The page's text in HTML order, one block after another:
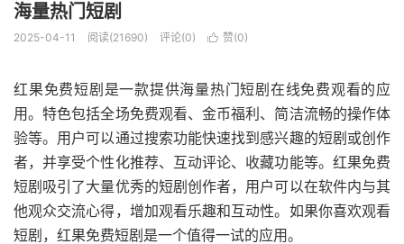
海量热门短剧
2025-04-11 阅读(21690) 评论(0)  赞(0)
红果免费短剧是一款提供海量热门短剧在线免费观看的应
用。特色包括全场免费观看、金币福利、简洁流畅的操作体
验等。用户可以通过搜索功能快速找到感兴趣的短剧或创作
者，并享受个性化推荐、互动评论、收藏功能等。红果免费
短剧吸引了大量优秀的短剧创作者，用户可以在软件内与其
他观众交流心得，增加观看乐趣和互动性。如果你喜欢观看
短剧，红果免费短剧是一个值得一试的应用。